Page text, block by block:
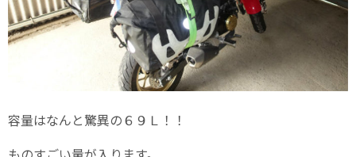
容量はなんと驚異の６９Ｌ！！